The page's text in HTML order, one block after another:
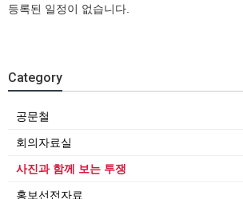
등록된 일정이 없습니다.
Category
공문철
회의자료실
사진과 함께 보는 투쟁
홍보선전자료